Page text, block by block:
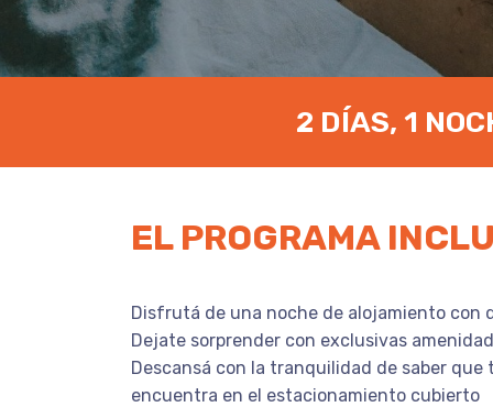
2 DÍAS, 1
EL PROGRAMA
Disfrutá de una noche de alojamiento con
Dejate sorprender con exclusivas
Descansá con la tranquilidad de saber que
encuentra en el estacionamiento cubierto